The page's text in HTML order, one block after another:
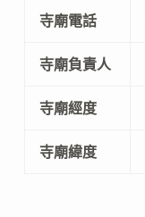
寺廟電話
寺廟負責人
寺廟經度
寺廟緯度